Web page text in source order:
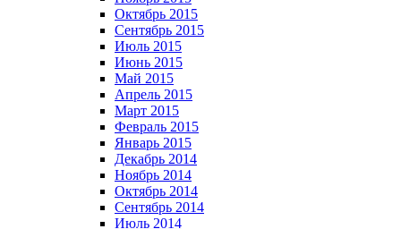
Октябрь 2015
Сентябрь 2015
Июль 2015
Июнь 2015
Май 2015
Апрель 2015
Март 2015
Февраль 2015
Январь 2015
Декабрь 2014
Ноябрь 2014
Октябрь 2014
Сентябрь 2014
Июль 2014